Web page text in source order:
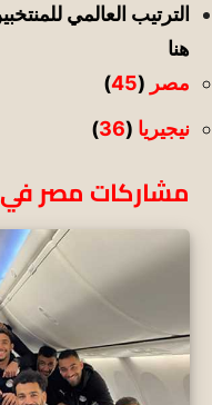
الترتيب العالمي
هنا
مصر (
45
)
نيجيريا (
36
)
مشاركات مصر في